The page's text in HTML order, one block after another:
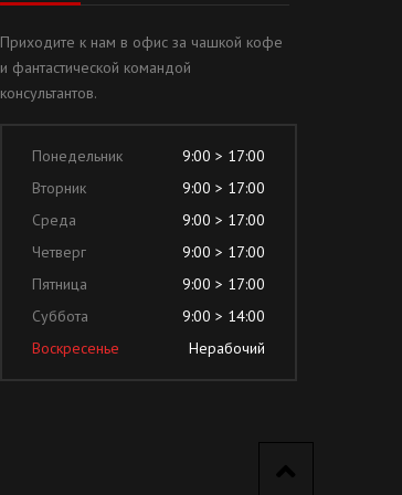
Приходите к нам в офис за чашкой кофе
и фантастической командой
консультантов.
Понедельник
9:00 > 17:00
Вторник
9:00 > 17:00
Среда
9:00 > 17:00
Четверг
9:00 > 17:00
Пятница
9:00 > 17:00
Суббота
9:00 > 14:00
Воскресенье
Нерабочий